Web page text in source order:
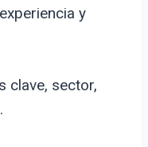
y
clave, sector,